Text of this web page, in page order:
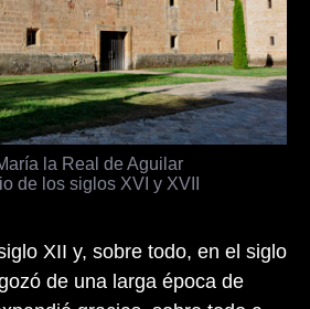
la Real de Aguilar
de los siglos XVI y XVII
XII y, sobre todo, en el siglo
de una larga época de